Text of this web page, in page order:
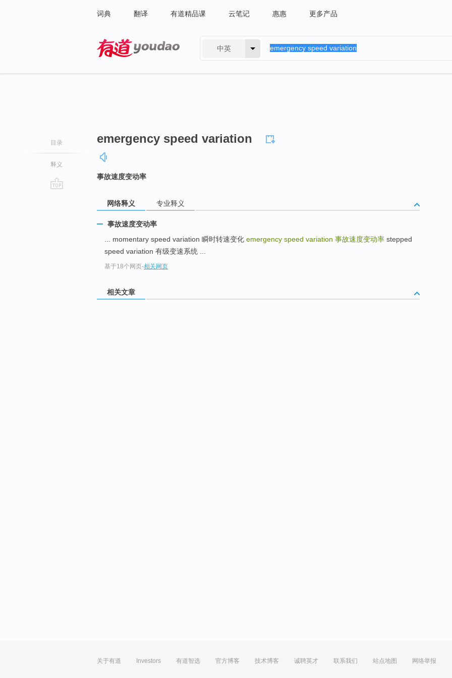
词典 翻译 有道精品课 云笔记 惠惠 更多产品
中英
目录
释义
emergency speed variation
事故速度变动率
网络释义 专业释义
事故速度变动率
... momentary speed variation 瞬时转速变化 emergency speed variation 事故速度变动率 stepped
speed variation 有级变速系统 ...
基于18个网页-相关网页
相关文章
关于有道 Investors 有道智选 官方博客 技术博客 诚聘英才 联系我们 站点地图 网络举报